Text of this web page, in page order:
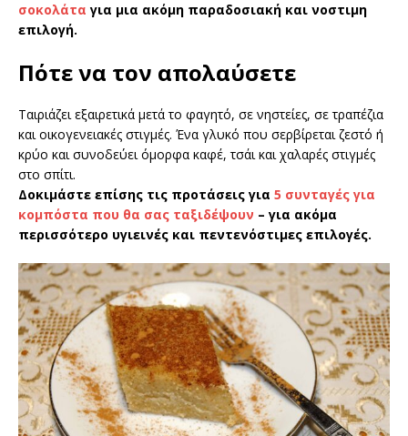
σοκολάτα για μια ακόμη παραδοσιακή και νοστιμη
επιλογή.
Πότε να τον απολαύσετε
Ταιριάζει εξαιρετικά μετά το φαγητό, σε νηστείες, σε τραπέζια
και οικογενειακές στιγμές. Ένα γλυκό που σερβίρεται ζεστό ή
κρύο και συνοδεύει όμορφα καφέ, τσάι και χαλαρές στιγμές
στο σπίτι.
Δοκιμάστε επίσης τις προτάσεις για 5 συνταγές για
κομπόστα που θα σας ταξιδέψουν – για ακόμα
περισσότερο υγιεινές και πεντενόστιμες επιλογές.